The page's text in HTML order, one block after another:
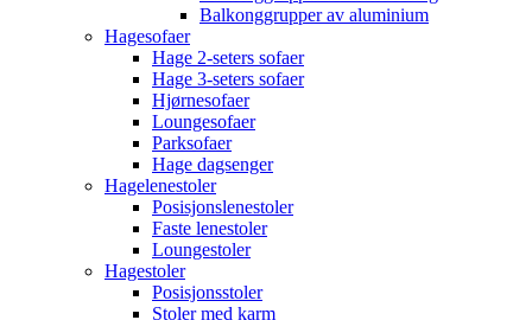
Balkonggrupper av aluminium
Hagesofaer
Hage 2-seters sofaer
Hage 3-seters sofaer
Hjørnesofaer
Loungesofaer
Parksofaer
Hage dagsenger
Hagelenestoler
Posisjonslenestoler
Faste lenestoler
Loungestoler
Hagestoler
Posisjonsstoler
Stoler med karm